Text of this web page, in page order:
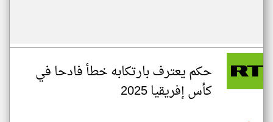
حكم يعترف بارتكابه خطأ فادحا في
كأس إفريقيا 2025